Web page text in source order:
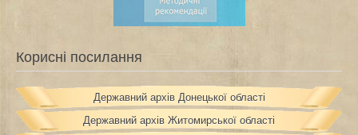
Корисні посилання
Державний архів Донецької області
Державний архів Житомирської області